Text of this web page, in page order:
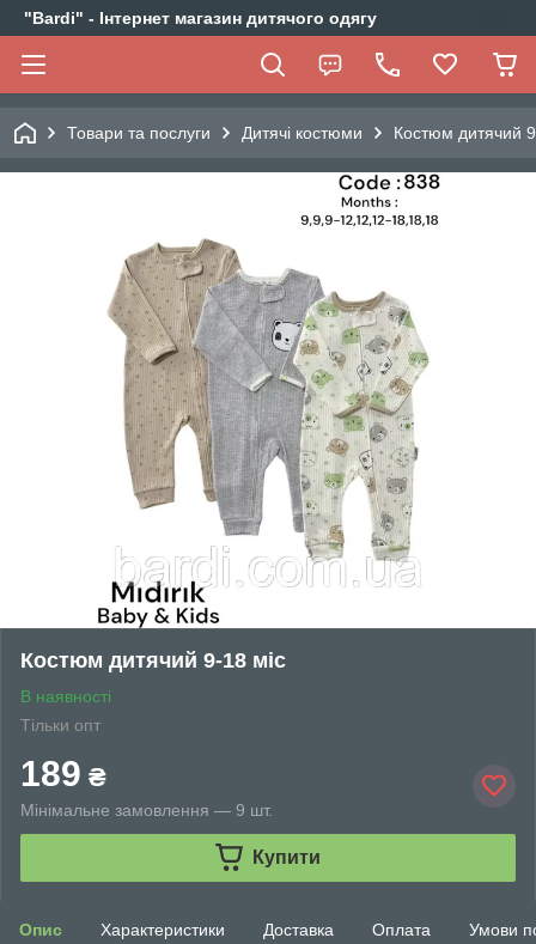
"Bardi" - Інтернет магазин дитячого одягу
Товари та послуги Дитячі костюми Костюм дитячий
Костюм дитячий 9-18 міс
В наявності
Тільки опт
189 ₴
Мінімальне замовлення — 9 шт.
Купити
Опис Характеристики Доставка Оплата Умови